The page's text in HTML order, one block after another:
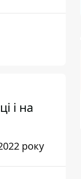
і на
року